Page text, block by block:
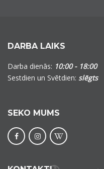
DARBA LAIKS
Darba dienās: 10:00 - 18:00
Sestdien un Svētdien: slēgts
SEKO MUMS